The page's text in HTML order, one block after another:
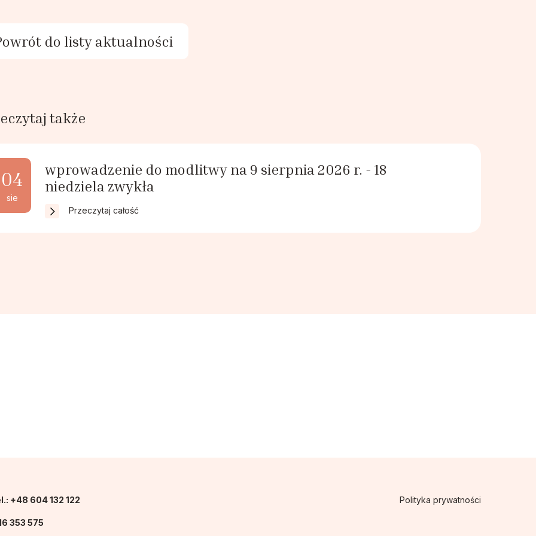
do listy aktualności
także
04
sie
wprowadzenie do modlitwy na 9 sierpnia 2026 r. - 18
niedziela zwykła
Przeczytaj całość
+48 604 132 122
353 575
Polityka prywatności